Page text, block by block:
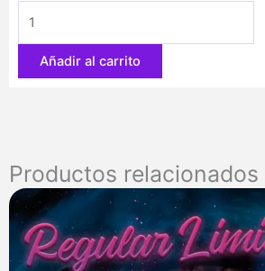
Skunk
u.
Añadir al carrito
Productos relacionados